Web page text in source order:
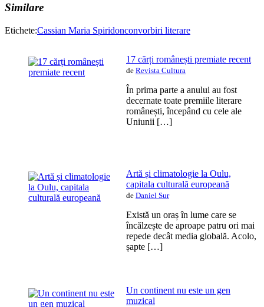
Similare
Etichete:Cassian Maria Spiridonconvorbiri literare
17 cărți românești premiate recent
de Revista Cultura
În prima parte a anului au fost
decernate toate premiile literare
românești, începând cu cele ale
Uniunii […]
Artă și climatologie la Oulu,
capitala culturală europeană
de Daniel Sur
Există un oraș în lume care se
încălzește de aproape patru ori mai
repede decât media globală. Acolo,
șapte […]
Un continent nu este un gen
muzical